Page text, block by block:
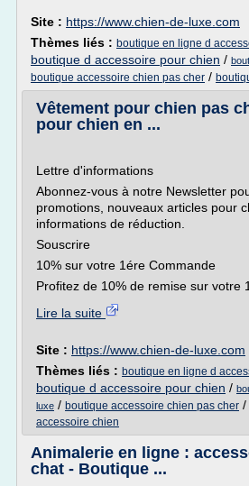
Site : https://www.chien-de-luxe.com
Thèmes liés : boutique en ligne d
boutique d accessoire pour chien /
boutique accessoire chien pas cher /
Vêtement pour chien pas
pour chien en ...
Lettre d'informations
Abonnez-vous à notre Newsletter
promotions, nouveaux articles pour
informations de réduction.
Souscrire
10% sur votre 1ére Commande
Profitez de 10% de remise sur votre
Lire la suite
Site : https://www.chien-de-luxe.com
Thèmes liés : boutique en ligne d
boutique d accessoire pour chien /
luxe / boutique accessoire chien pas cher /
accessoire chien
Animalerie en ligne :
chat - Boutique ...